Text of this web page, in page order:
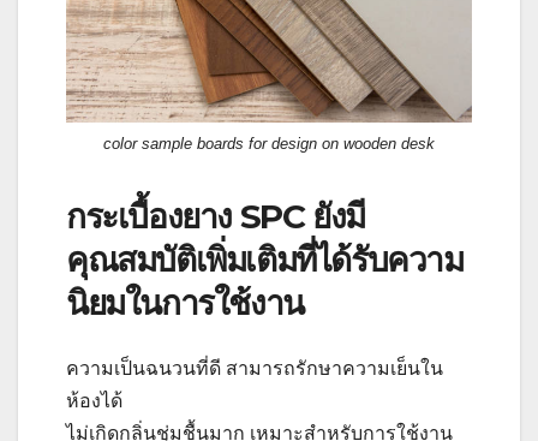
color sample boards for design on wooden desk
กระเบื้องยาง SPC ยังมี
คุณสมบัติเพิ่มเติมที่ได้รับความ
นิยมในการใช้งาน
ความเป็นฉนวนที่ดี สามารถรักษาความเย็นใน
ห้องได้
ไม่เกิดกลิ่นชุ่มชื้นมาก เหมาะสำหรับการใช้งาน